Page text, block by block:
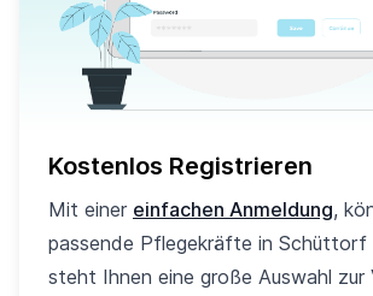
Kostenlos Registrieren
Mit einer einfachen Anmeldung,
passende Pflegekräfte in Schüttorf
steht Ihnen eine große Auswahl zur